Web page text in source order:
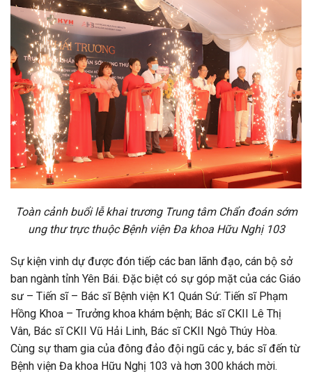
Toàn cảnh buổi lễ khai trương Trung tâm Chẩn đoán sớm
ung thư trực thuộc Bệnh viện Đa khoa Hữu Nghị 103
Sự kiện vinh dự được đón tiếp các ban lãnh đạo, cán bộ sở
ban ngành tỉnh Yên Bái. Đặc biệt có sự góp mặt của các Giáo
sư – Tiến sĩ – Bác sĩ Bệnh viện K1 Quán Sứ: Tiến sĩ Phạm
Hồng Khoa – Trưởng khoa khám bệnh; Bác sĩ CKII Lê Thị
Vân, Bác sĩ CKII Vũ Hải Linh, Bác sĩ CKII Ngô Thúy Hòa.
Cùng sự tham gia của đông đảo đội ngũ các y, bác sĩ đến từ
Bệnh viện Đa khoa Hữu Nghị 103 và hơn 300 khách mời.